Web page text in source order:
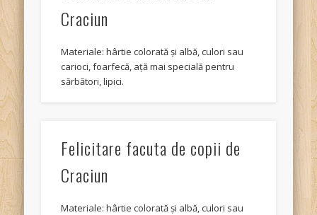
Craciun
Materiale: hârtie colorată și albă, culori sau
carioci, foarfecă, ață mai specială pentru
sărbători, lipici.
Felicitare facuta de copii de
Craciun
Materiale: hârtie colorată și albă, culori sau